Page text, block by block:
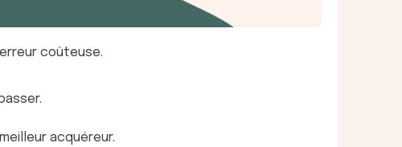
coûteuse.
acquéreur.